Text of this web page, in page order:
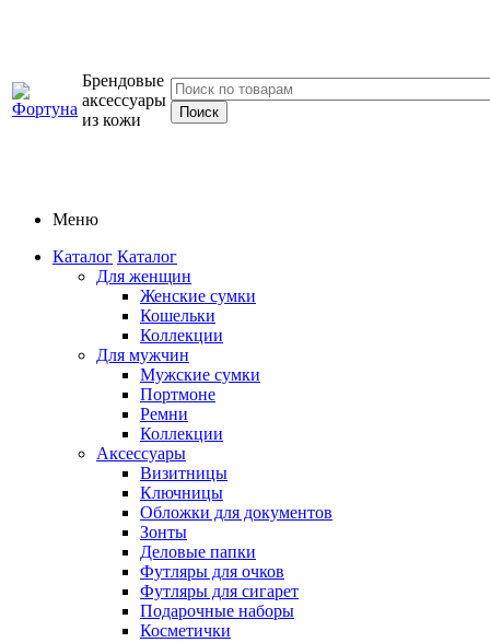
Брендовые
аксессуары
из кожи
Меню
Каталог Каталог
Для женщин
Женские сумки
Кошельки
Коллекции
Для мужчин
Мужские сумки
Портмоне
Ремни
Коллекции
Аксессуары
Визитницы
Ключницы
Обложки для документов
Зонты
Деловые папки
Футляры для очков
Футляры для сигарет
Подарочные наборы
Косметички